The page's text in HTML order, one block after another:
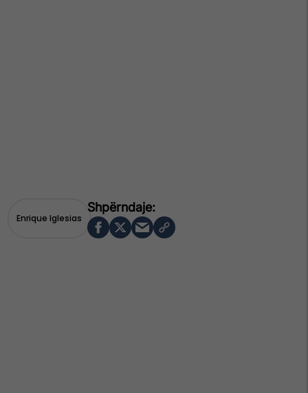
Enrique Iglesias